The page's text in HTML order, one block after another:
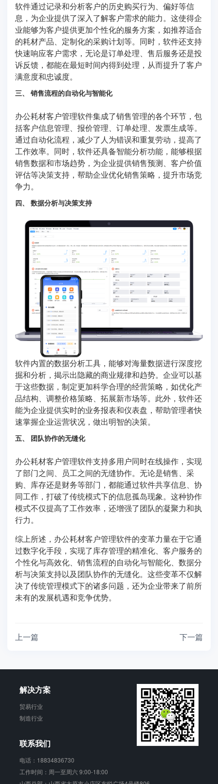
软件通过记录和分析客户的历史购买行为、偏好等信
息，为企业提供了深入了解客户需求的能力。这使得企
业能够为客户提供更加个性化的服务方案，如推荐适合
的耗材产品、定制化的采购计划等。同时，软件还支持
快速响应客户需求，无论是订单处理、售后服务还是投
诉反馈，都能在最短时间内得到处理，从而提升了客户
满意度和忠诚度。
三、 销售流程的自动化与智能化
办公耗材客户管理软件集成了销售管理的各个环节，包
括客户信息管理、报价管理、订单处理、发票生成等。
通过自动化流程，减少了人为错误和重复劳动，提高了
工作效率。同时，软件还具备智能分析功能，能够根据
销售数据和市场趋势，为企业提供销售预测、客户价值
评估等决策支持，帮助企业优化销售策略，提升市场竞
争力。
四、 数据分析与决策支持
软件内置的数据分析工具，能够对海量数据进行深度挖
掘和分析，揭示出隐藏的商业规律和趋势。企业可以基
于这些数据，制定更加科学合理的经营策略，如优化产
品结构、调整价格策略、拓展新市场等。此外，软件还
能为企业提供实时的业务报表和仪表盘，帮助管理者快
速掌握企业运营状况，做出明智的决策。
五、 团队协作的无缝化
办公耗材客户管理软件支持多用户同时在线操作，实现
了部门之间、员工之间的无缝协作。无论是销售、采
购、库存还是财务等部门，都能通过软件共享信息、协
同工作，打破了传统模式下的信息孤岛现象。这种协作
模式不仅提高了工作效率，还增强了团队的凝聚力和执
行力。
综上所述，办公耗材客户管理软件的变革力量在于它通
过数字化手段，实现了库存管理的精准化、客户服务的
个性化与高效化、销售流程的自动化与智能化、数据分
析与决策支持以及团队协作的无缝化。这些变革不仅解
决了传统管理模式下的诸多问题，还为企业带来了前所
未有的发展机遇和竞争优势。
上一篇 下一篇
解决方案
贸易行业
制造行业
联系我们
电话：18834836730
工作时间：周一至周六 9:00-18:00